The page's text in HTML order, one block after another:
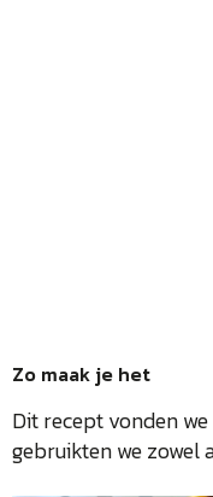
Zo maak je het
Dit recept vonden
gebruikten we zowel